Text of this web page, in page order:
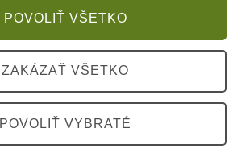
POVOLIŤ VŠETKO
ZAKÁZAŤ VŠETKO
POVOLIŤ VYBRATÉ